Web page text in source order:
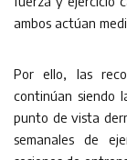
ambos actúan
Por ello, las
continúan siendo
punto de vista
semanales de